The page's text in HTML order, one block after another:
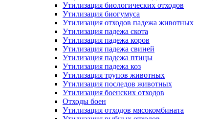
Утилизация биологических отходов
Утилизация биогумуса
Утилизация отходов падежа животных
Утилизация падежа скота
Утилизация падежа коров
Утилизация падежа свиней
Утилизация падежа птицы
Утилизация падежа коз
Утилизация трупов животных
Утилизация последов животных
Утилизация боенских отходов
Отходы боен
Утилизация отходов мясокомбината